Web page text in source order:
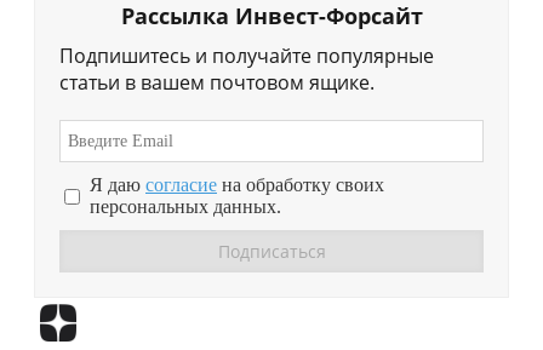
Рассылка Инвест-Форсайт
Подпишитесь и получайте популярные
статьи в вашем почтовом ящике.
Я даю согласие на обработку своих
персональных данных.